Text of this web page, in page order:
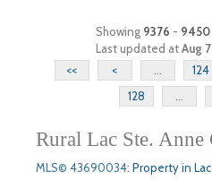
Showing 9376 - 9450
Last updated atAug
<<
< 124
128
Rural Lac Ste. Anne
MLS© 43690034: Property in